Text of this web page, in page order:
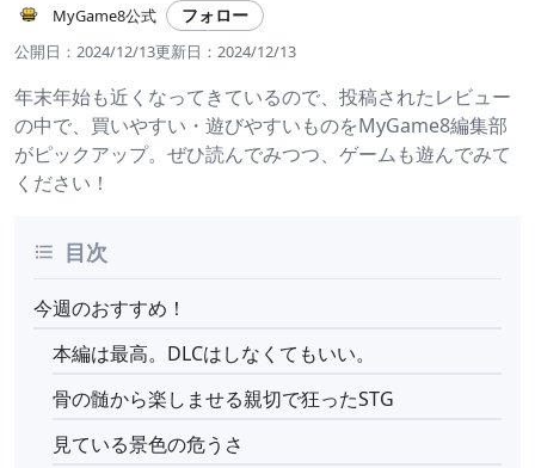
MyGame8公式 フォロー
公開日： 2024/12/13更新日： 2024/12/13
年末年始も近くなってきているので、投稿されたレビュー
の中で、買いやすい・遊びやすいものをMyGame8編集部
がピックアップ。ぜひ読んでみつつ、ゲームも遊んでみて
ください！
目次
今週のおすすめ！
本編は最高。DLCはしなくてもいい。
骨の髄から楽しませる親切で狂ったSTG
見ている景色の危うさ